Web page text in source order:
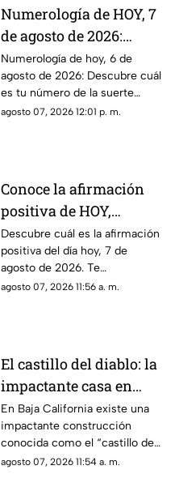
Numerología de HOY, 7
de agosto de 2026:
¿Cuál es el número de
la suerte de este
viernes para cada
signo del zodiaco?
Numerología de hoy, 6 de
agosto de 2026: Descubre cuál
es tu número de la suerte
según tu signo zodiacal.
agosto 07, 2026 12:01 p. m.
Conoce la afirmación
positiva de HOY,
viernes 7 de agosto de
2026: Repite estas
palabras y llena tu día
de energía
Descubre cuál es la afirmación
positiva del día hoy, 7 de
agosto de 2026. Te
compartimos un mensaje
agosto 07, 2026 11:56 a. m.
El castillo del diablo: la
impactante casa en
Baja California que
asusta a sus vecinos
En Baja California existe una
impactante construcción
conocida como el “castillo del
diablo” y aquí te compartimos
agosto 07, 2026 11:54 a. m.